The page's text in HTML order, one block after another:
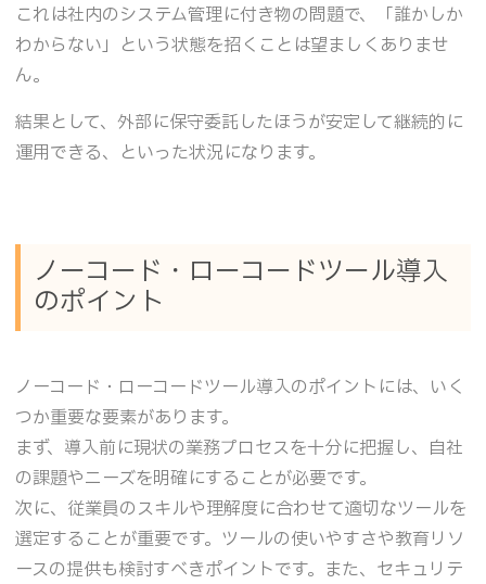
これは社内のシステム管理に付き物の問題で、「誰かしか
わからない」という状態を招くことは望ましくありませ
ん。
結果として、外部に保守委託したほうが安定して継続的に
運用できる、といった状況になります。
ノーコード・ローコードツール導入
のポイント
ノーコード・ローコードツール導入のポイントには、いく
つか重要な要素があります。
まず、導入前に現状の業務プロセスを十分に把握し、自社
の課題やニーズを明確にすることが必要です。
次に、従業員のスキルや理解度に合わせて適切なツールを
選定することが重要です。ツールの使いやすさや教育リソ
ースの提供も検討すべきポイントです。また、セキュリテ